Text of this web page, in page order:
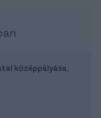
középpályása,